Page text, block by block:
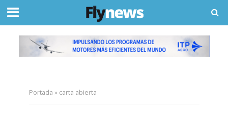
Portada » carta abierta